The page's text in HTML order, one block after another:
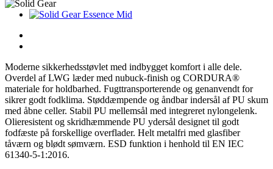
Moderne sikkerhedsstøvlet med indbygget komfort i alle dele.
Overdel af LWG læder med nubuck-finish og CORDURA®
materiale for holdbarhed. Fugttransporterende og genanvendt for
sikrer godt fodklima. Støddæmpende og åndbar indersål af PU skum
med åbne celler. Stabil PU mellemsål med integreret nylongelenk.
Olieresistent og skridhæmmende PU ydersål designet til godt
fodfæste på forskellige overflader. Helt metalfri med glasfiber
tåværn og blødt sømværn. ESD funktion i henhold til EN IEC
61340-5-1:2016.